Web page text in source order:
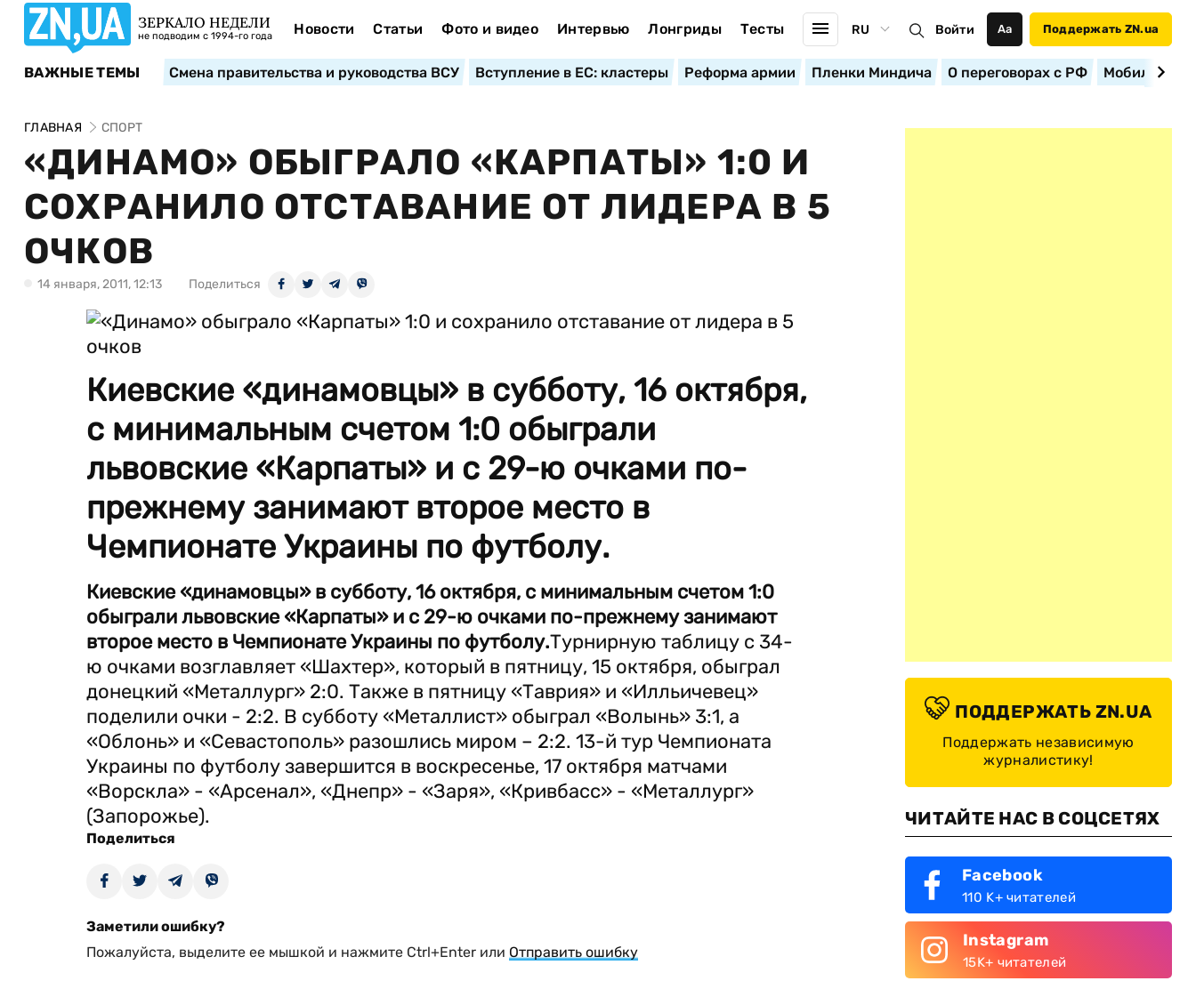
ЗЕРКАЛО НЕДЕЛИ
не подводим с 1994-го года Новости Статьи Фото и видео Интервью Лонгриды Тесты RU Войти Аа Поддержать ZN.ua
ВАЖНЫЕ ТЕМЫ Смена правительства и руководства ВСУ Вступление в ЕС: кластеры Реформа армии Пленки Миндича О переговорах с РФ
ГЛАВНАЯ СПОРТ
«ДИНАМО» ОБЫГРАЛО «КАРПАТЫ» 1:0 И
СОХРАНИЛО ОТСТАВАНИЕ ОТ ЛИДЕРА В 5
ОЧКОВ
14 января, 2011, 12:13 Поделиться
Киевские «динамовцы» в субботу, 16 октября,
с минимальным счетом 1:0 обыграли
львовские «Карпаты» и с 29-ю очками по-
прежнему занимают второе место в
Чемпионате Украины по футболу.
Киевские «динамовцы» в субботу, 16 октября, с минимальным счетом 1:0
обыграли львовские «Карпаты» и с 29-ю очками по-прежнему занимают
второе место в Чемпионате Украины по футболу.Турнирную таблицу с 34-
ю очками возглавляет «Шахтер», который в пятницу, 15 октября, обыграл
донецкий «Металлург» 2:0. Также в пятницу «Таврия» и «Илльичевец»
поделили очки - 2:2. В субботу «Металлист» обыграл «Волынь» 3:1, а
«Облонь» и «Севастополь» разошлись миром – 2:2. 13-й тур Чемпионата
Украины по футболу завершится в воскресенье, 17 октября матчами
«Ворскла» - «Арсенал», «Днепр» - «Заря», «Кривбасс» - «Металлург»
(Запорожье).
Поделиться
Заметили ошибку?
Пожалуйста, выделите ее мышкой и нажмите Ctrl+Enter или Отправить ошибку
ПОДДЕРЖАТЬ ZN.UA
Поддержать независимую
журналистику!
ЧИТАЙТЕ НАС В СОЦСЕТЯХ
Facebook
110 K+ читателей
Instagram
15K+ читателей